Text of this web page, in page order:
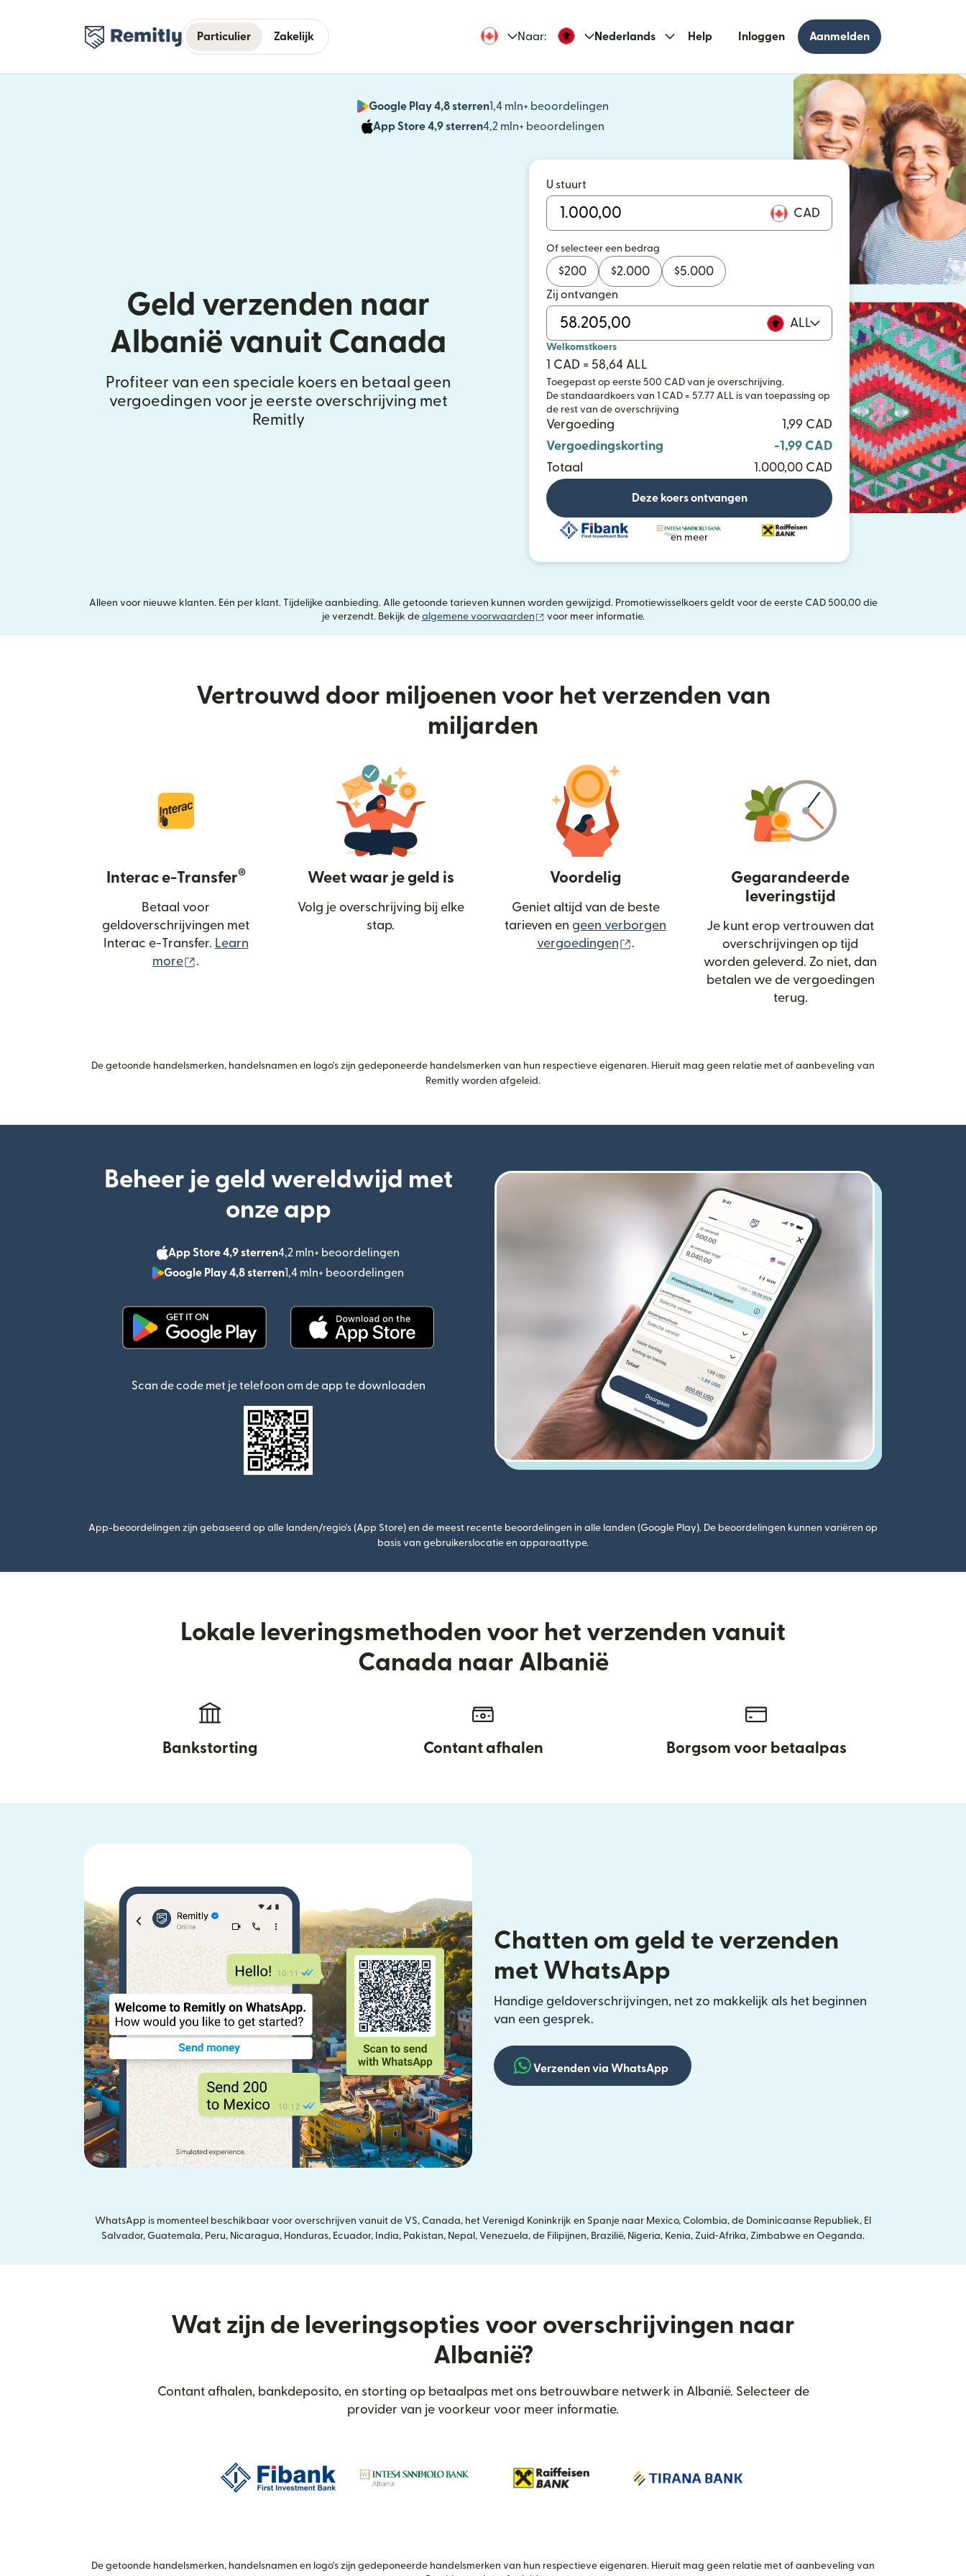
Particulier Zakelijk Naar: Nederlands Help Inloggen Aanmelden
Google Play 4,8 sterren1,4 mln+ beoordelingen
(wordt geopend in een nieuw venster)
App Store 4,9 sterren4,2 mln+ beoordelingen
(wordt geopend in een nieuw venster)
Geld verzenden naar
Albanië vanuit Canada
Profiteer van een speciale koers en betaal geen
vergoedingen voor je eerste overschrijving met
Remitly
U stuurt
CAD
Of selecteer een bedrag
$200 $2.000 $5.000
Zij ontvangen
ALL
Welkomstkoers
1 CAD = 58,64 ALL
Toegepast op eerste 500 CAD van je overschrijving.
De standaardkoers van 1 CAD = 57.77 ALL is van toepassing op
de rest van de overschrijving
Vergoeding
1,99 CAD
Vergoedingskorting
-1,99 CAD
Totaal
1.000,00 CAD
Deze koers ontvangen
en meer
Alleen voor nieuwe klanten. Eén per klant. Tijdelijke aanbieding. Alle getoonde tarieven kunnen worden gewijzigd. Promotiewisselkoers geldt voor de eerste CAD 500,00 die
je verzendt. Bekijk de algemene voorwaarden (wordt geopend in een nieuw venster)
voor meer informatie.
Vertrouwd door miljoenen voor het verzenden van
miljarden
Interac e-Transfer®
Betaal voor
geldoverschrijvingen met
Interac e-Transfer. Learn
more
(wordt geopend in een nieuw venster)
.
Weet waar je geld is
Volg je overschrijving bij elke
stap.
Voordelig
Geniet altijd van de beste
tarieven en geen verborgen
vergoedingen
(wordt geopend in een nieuw venster)
.
Gegarandeerde
leveringstijd
Je kunt erop vertrouwen dat
overschrijvingen op tijd
worden geleverd. Zo niet, dan
betalen we de vergoedingen
terug.
De getoonde handelsmerken, handelsnamen en logo's zijn gedeponeerde handelsmerken van hun respectieve eigenaren. Hieruit mag geen relatie met of aanbeveling van
Remitly worden afgeleid.
Beheer je geld wereldwijd met
onze app
App Store 4,9 sterren4,2 mln+ beoordelingen
Google Play 4,8 sterren1,4 mln+ beoordelingen
Scan de code met je telefoon om de app te downloaden
App-beoordelingen zijn gebaseerd op alle landen/regio's (App Store) en de meest recente beoordelingen in alle landen (Google Play). De beoordelingen kunnen variëren op
basis van gebruikerslocatie en apparaattype.
Lokale leveringsmethoden voor het verzenden vanuit
Canada naar Albanië
Bankstorting Contant afhalen Borgsom voor betaalpas
Chatten om geld te verzenden
met WhatsApp
Handige geldoverschrijvingen, net zo makkelijk als het beginnen
van een gesprek.
Verzenden via WhatsApp
WhatsApp is momenteel beschikbaar voor overschrijven vanuit de VS, Canada, het Verenigd Koninkrijk en Spanje naar Mexico, Colombia, de Dominicaanse Republiek, El
Salvador, Guatemala, Peru, Nicaragua, Honduras, Ecuador, India, Pakistan, Nepal, Venezuela, de Filipijnen, Brazilië, Nigeria, Kenia, Zuid‑Afrika, Zimbabwe en Oeganda.
Wat zijn de leveringsopties voor overschrijvingen naar
Albanië?
Contant afhalen, bankdeposito, en storting op betaalpas met ons betrouwbare netwerk in Albanië. Selecteer de
provider van je voorkeur voor meer informatie.
De getoonde handelsmerken, handelsnamen en logo's zijn gedeponeerde handelsmerken van hun respectieve eigenaren. Hieruit mag geen relatie met of aanbeveling van